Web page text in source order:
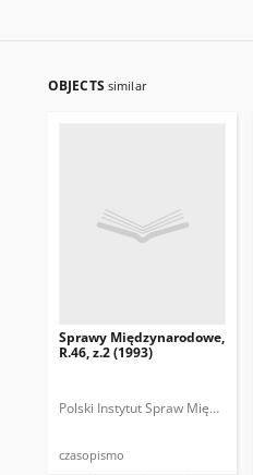
OBJECTS similar
Sprawy Międzynarodowe,
R.46, z.2 (1993)
Polski Instytut Spraw
czasopismo